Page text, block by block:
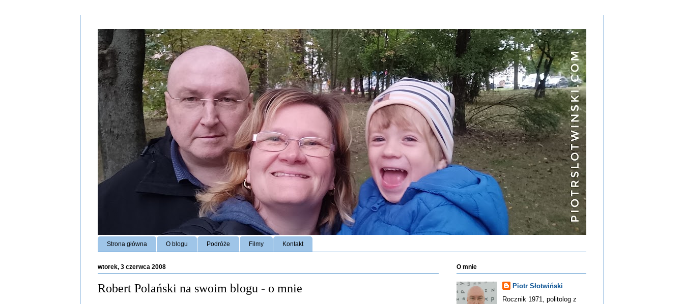
Strona główna O blogu Podróże Filmy Kontakt
wtorek, 3 czerwca 2008
Robert Polański na swoim blogu - o mnie
O mnie
Piotr Słotwiński
Rocznik 1971, politolog z